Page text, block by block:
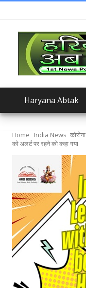
Haryana Abtak
Home India News
को अलर्ट पर रहने को कहा गया